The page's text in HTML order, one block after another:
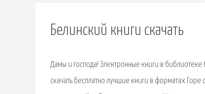
Белинский книги скачать
Дамы и господа! Электронные книги в
скачать бесплатно лучшие книги в форматах